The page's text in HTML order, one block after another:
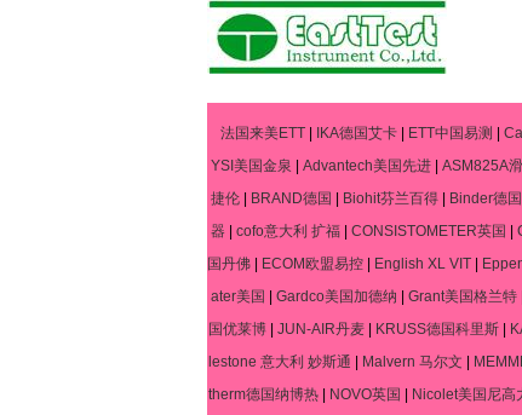
法国来美ETT| IKA德国艾卡| ETT中国易测
YSI美国金泉
Advantech美国先进 ASM825A
捷伦
BRAND德国 Biohit芬兰百得 Binder德
器
cofo意大利 扩福 CONSISTOMETER英国
国丹佛
ECOM欧盟易控 English XL VIT
ater美国
Gardco美国加德纳 Grant美国格兰特
国优莱博| JUN-AIR丹麦| KRUSS德国科里斯|
lestone 意大利 妙斯通
Malvern 马尔文
therm德国纳博热
NOVO英国 Nicolet美国尼高